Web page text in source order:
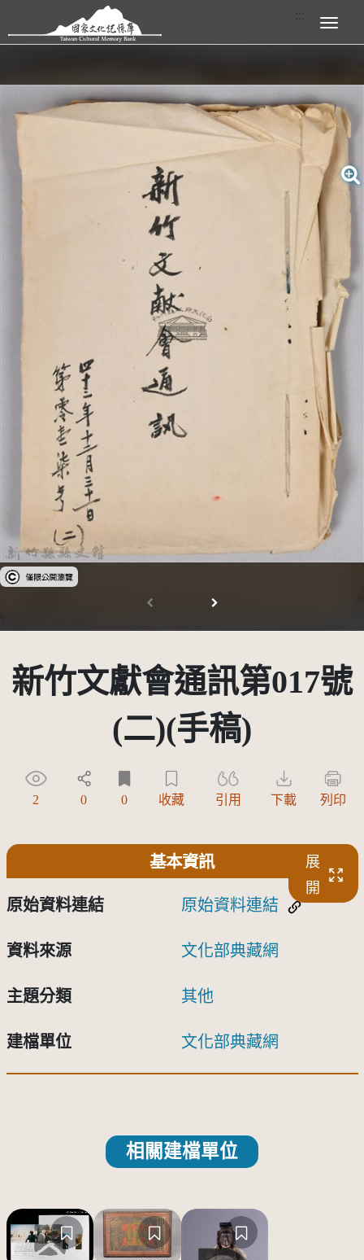
跳到主要內容區塊 展開選單
受著作權法保護-僅限於本平台有限度公開瀏覽
新竹文獻會通訊第017號
(二)(手稿)
2 0 0 收藏 引用 下載 列印
基本資訊
展
開
原始資料連結 原始資料連結
資料來源 文化部典藏網
主題分類 其他
建檔單位 文化部典藏網
相關建檔單位